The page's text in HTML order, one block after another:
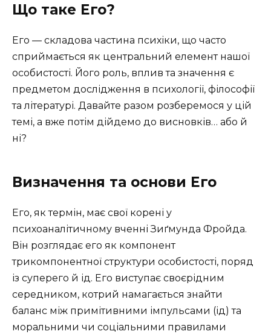
Що таке Его?
Его — складова частина психіки, що часто
сприймається як центральний елемент нашої
особистості. Його роль, вплив та значення є
предметом дослідження в психології, філософії
та літературі. Давайте разом розберемося у цій
темі, а вже потім дійдемо до висновків… або й
ні?
Визначення та основи Его
Его, як термін, має свої корені у
психоаналітичному вченні Зиґмунда Фройда.
Він розглядає его як компонент
трикомпонентної структури особистості, поряд
із суперего й ід. Его виступає своєрідним
середником, котрий намагається знайти
баланс між примітивними імпульсами (ід) та
моральними чи соціальними правилами